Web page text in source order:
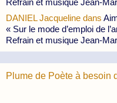
Refrain et musique Jean-
DANIEL Jacqueline dans
« Sur le mode d’emploi de
Refrain et musique Jean-
Plume de Poète à besoin